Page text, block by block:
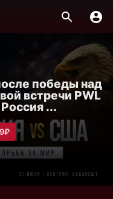
победы над
встречи PWL
...